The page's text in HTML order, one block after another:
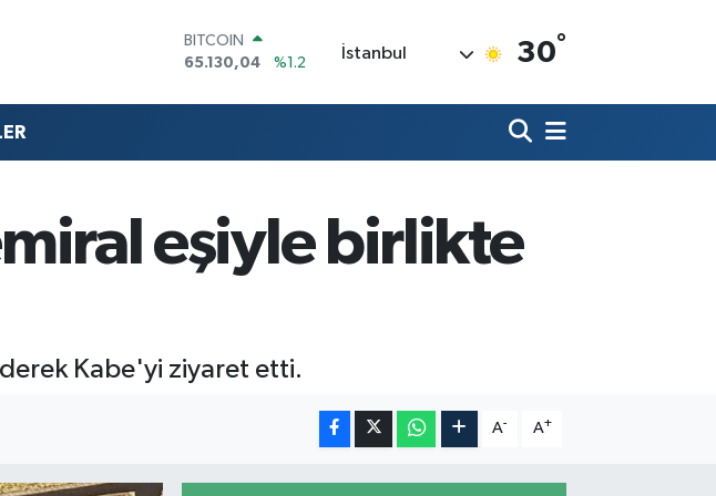
DOLAR
47,7106
%0.17
55,1652
%0.27
BİST100
13.773
%-19
BITCOIN
İstanbul 30°
eşiyle birlikte
Kabe'yi ziyaret etti.
A- A+